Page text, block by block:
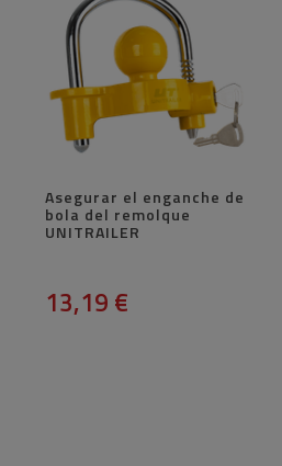
Asegurar el enganche de
bola del remolque
UNITRAILER
13,19 €